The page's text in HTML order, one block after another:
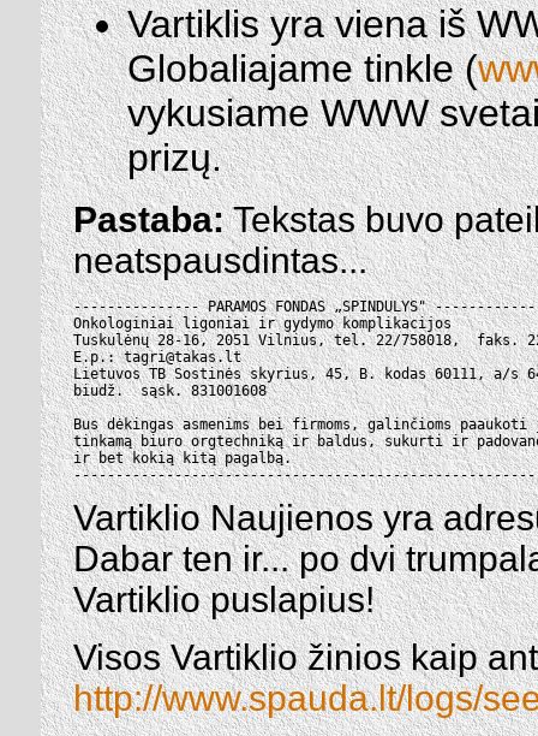
Vartiklis yra viena iš
Globaliajame tinkle (
vykusiame WWW
prizų.
Pastaba:Tekstas buvo
neatspausdintas...
--------------- PARAMOS FONDAS „SPINDULYS"
Onkologiniai ligoniai ir gydymo komplikacijos
Tuskulėnų 28-16, 2051 Vilnius, tel. 22/758018,  faks.
E.p.: tagri@takas.lt
Lietuvos TB Sostinės skyrius, 45, B. kodas 60111, a/s
biudž.  sąsk. 831001608
Bus dėkingas asmenims bei firmoms, galinčioms
tinkamą biuro orgtechniką ir baldus, sukurti ir
ir bet kokią kitą pagalbą.
Vartiklio Naujienos yra
Dabar ten ir... po dvi
Vartiklio puslapius!
Visos Vartiklio žinios kaip
http://www.spauda.lt/logs/